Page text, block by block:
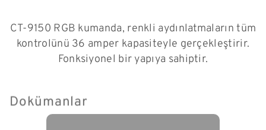
CT-9150 RGB kumanda, renkli aydınlatmaların tüm
kontrolünü 36 amper kapasiteyle gerçekleştirir.
Fonksiyonel bir yapıya sahiptir.
Dokümanlar